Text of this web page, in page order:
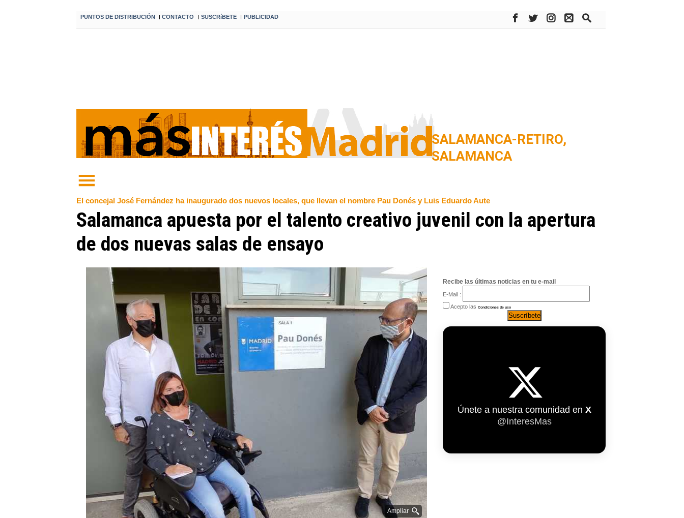
PUNTOS DE DISTRIBUCIÓN I CONTACTO I SUSCRíBETE I PUBLICIDAD
SALAMANCA-RETIRO,
SALAMANCA
El concejal José Fernández ha inaugurado dos nuevos locales, que llevan el nombre Pau Donés y Luis Eduardo Aute
Salamanca apuesta por el talento creativo juvenil con la apertura
de dos nuevas salas de ensayo
Ampliar
Recibe las últimas noticias en tu e-mail
E-Mail :
Acepto las Condiciones de uso
Únete a nuestra comunidad en X
@InteresMas